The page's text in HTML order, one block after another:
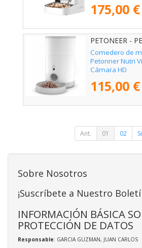
175,00 €
PETONEER -
Comedero de
Petonner Nutri
Cámara HD
115,00 €
Ant. 01 02
Sobre Nosotros
¡Suscríbete a Nuestro
INFORMACIÓN BÁSICA
PROTECCIÓN DE DATOS
Responsable: GARCIA GUZMAN, JUAN CARLOS